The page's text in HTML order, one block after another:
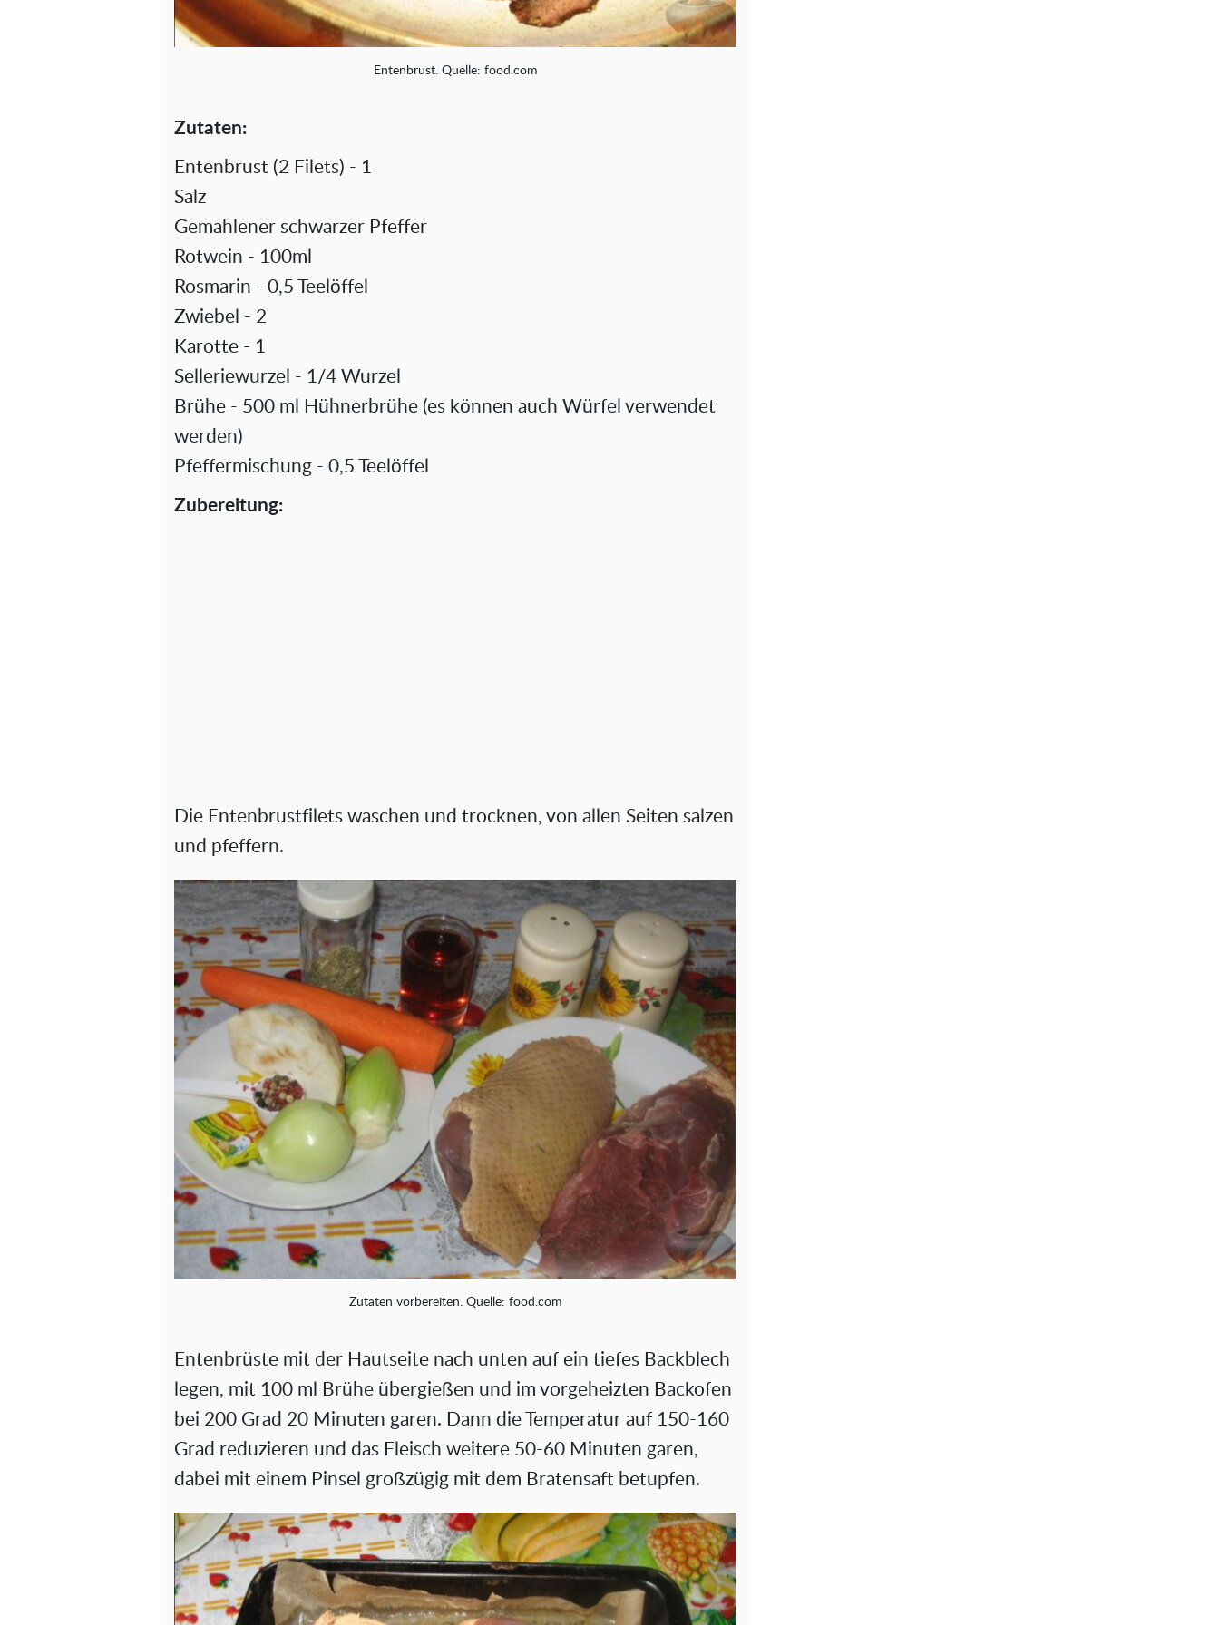
Entenbrust. Quelle: food.com
Zutaten:
Entenbrust (2 Filets) - 1
Salz
Gemahlener schwarzer Pfeffer
Rotwein - 100ml
Rosmarin - 0,5 Teelöffel
Zwiebel - 2
Karotte - 1
Selleriewurzel - 1/4 Wurzel
Brühe - 500 ml Hühnerbrühe (es können auch Würfel verwendet
werden)
Pfeffermischung - 0,5 Teelöffel
Zubereitung:
Die Entenbrustfilets waschen und trocknen, von allen Seiten salzen
und pfeffern.
Zutaten vorbereiten. Quelle: food.com
Entenbrüste mit der Hautseite nach unten auf ein tiefes Backblech
legen, mit 100 ml Brühe übergießen und im vorgeheizten Backofen
bei 200 Grad 20 Minuten garen. Dann die Temperatur auf 150-160
Grad reduzieren und das Fleisch weitere 50-60 Minuten garen,
dabei mit einem Pinsel großzügig mit dem Bratensaft betupfen.